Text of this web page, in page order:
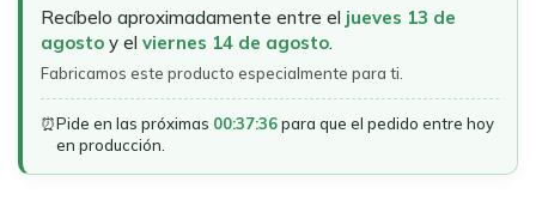
Recíbelo aproximadamente entre el jueves 13 de
agosto y el viernes 14 de agosto.
Fabricamos este producto especialmente para ti.
⏰Pide en las próximas 00:37:36para que el pedido entre hoy
en producción.